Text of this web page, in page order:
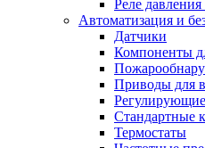
Реле
Автоматизация и
Датчики
Компоненты
Приводы для
Стандартные
Термостаты